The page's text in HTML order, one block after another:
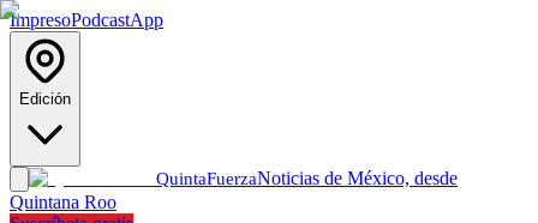
ImpresoPodcastApp
Edición
QuintaFuerzaNoticias de México, desde
Quintana Roo